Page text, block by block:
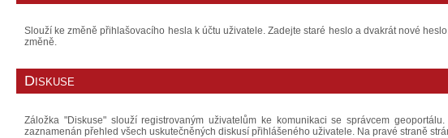
Slouží ke změně přihlašovacího hesla k účtu uživatele. Zadejte staré heslo a dvakrát nové
změně.
Diskuse
Záložka "Diskuse" slouží registrovaným uživatelům ke komunikaci se správcem
zaznamenán přehled všech uskutečněných diskusí přihlášeného uživatele. Na pravé straně